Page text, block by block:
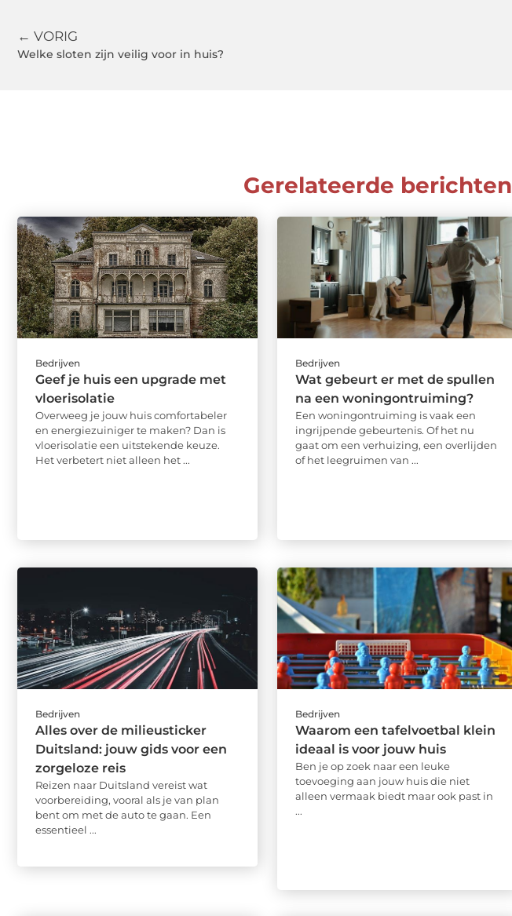
← VORIG
Welke sloten zijn veilig voor in huis?
Gerelateerde berichten
Bedrijven
Geef je huis een upgrade met
vloerisolatie
Overweeg je jouw huis comfortabeler
en energiezuiniger te maken? Dan is
vloerisolatie een uitstekende keuze.
Het verbetert niet alleen het ...
Bedrijven
Wat gebeurt er met de spullen
na een woningontruiming?
Een woningontruiming is vaak een
ingrijpende gebeurtenis. Of het nu
gaat om een verhuizing, een overlijden
of het leegruimen van ...
Bedrijven
Alles over de milieusticker
Duitsland: jouw gids voor een
zorgeloze reis
Reizen naar Duitsland vereist wat
voorbereiding, vooral als je van plan
bent om met de auto te gaan. Een
essentieel ...
Bedrijven
Waarom een tafelvoetbal klein
ideaal is voor jouw huis
Ben je op zoek naar een leuke
toevoeging aan jouw huis die niet
alleen vermaak biedt maar ook past in
...